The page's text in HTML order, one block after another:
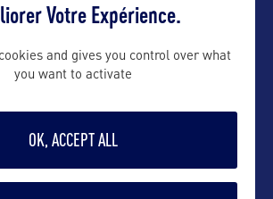
grand public
Votre Expérience.
and gives you control over what
you want to activate
OK, ACCEPT ALL